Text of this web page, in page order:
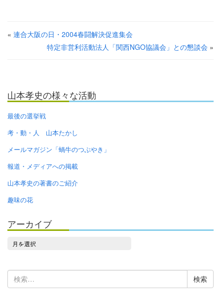
« 連合大阪の日・2004春闘解決促進集会
特定非営利活動法人「関西NGO協議会」との懇談会 »
山本孝史の様々な活動
最後の選挙戦
考・動・人 山本たかし
メールマガジン「蝸牛のつぶやき」
報道・メディアへの掲載
山本孝史の著書のご紹介
趣味の花
アーカイブ
カ
索: